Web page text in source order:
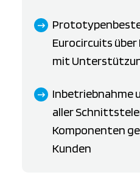
Eurocircuits
mit
Inbetriebnahme
aller
Komponenten
Kunden